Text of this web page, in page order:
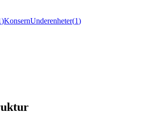
)KonsernUnderenheter(1)